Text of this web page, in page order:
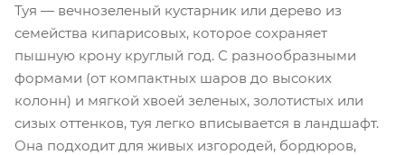
Туя — вечнозеленый кустарник или дерево из
семейства кипарисовых, которое сохраняет
пышную крону круглый год. С разнообразными
формами (от компактных шаров до высоких
колонн) и мягкой хвоей зеленых, золотистых или
сизых оттенков, туя легко вписывается в ландшафт.
Она подходит для живых изгородей, бордюров,